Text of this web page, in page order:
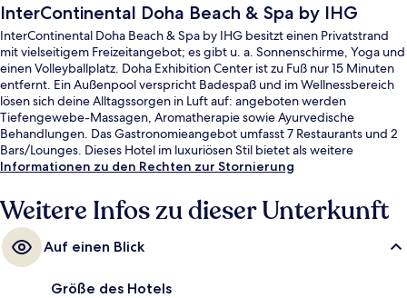
InterContinental Doha Beach & Spa by IHG
InterContinental Doha Beach & Spa by IHG besitzt einen Privatstrand
mit vielseitigem Freizeitangebot; es gibt u. a. Sonnenschirme, Yoga und
einen Volleyballplatz. Doha Exhibition Center ist zu Fuß nur 15 Minuten
entfernt. Ein Außenpool verspricht Badespaß und im Wellnessbereich
lösen sich deine Alltagssorgen in Luft auf: angeboten werden
Tiefengewebe-Massagen, Aromatherapie sowie Ayurvedische
Behandlungen. Das Gastronomieangebot umfasst 7 Restaurants und 2
Bars/Lounges. Dieses Hotel im luxuriösen Stil bietet als weitere
Highlights einen Nachtclub, eine Poolbar sowie einen rund um die Uhr
Personal und die Lage in Strandnähe. Die öffentlichen Verkehrsmittel
sind ganz in der Nähe: Zur U-Bahn (Bahnhof Al Qassar) sind es nur 11
Gehminuten.
Informationen zu den Rechten zur Stornierung
Weitere Infos zu dieser Unterkunft
Auf einen Blick
Größe des Hotels